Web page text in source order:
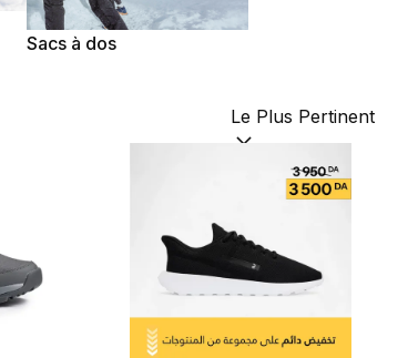
Sacs à dos
Trier par :(optional)